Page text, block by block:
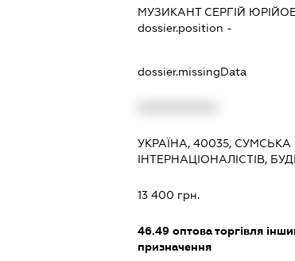
МУЗИКАНТ СЕРГІЙ
dossier.position -
dossier.missingData
УКРАЇНА, 40035,
ІНТЕРНАЦІОНАЛІСТІВ,
13 400 грн.
46.49оптова торгівля
призначення